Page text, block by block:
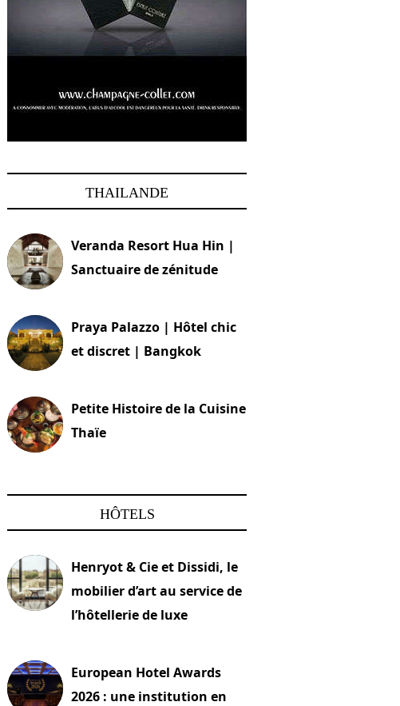
THAILANDE
Veranda Resort Hua Hin |
Sanctuaire de zénitude
Praya Palazzo | Hôtel chic
et discret | Bangkok
Petite Histoire de la Cuisine
Thaïe
HÔTELS
Henryot & Cie et Dissidi, le
mobilier d’art au service de
l’hôtellerie de luxe
European Hotel Awards
2026 : une institution en